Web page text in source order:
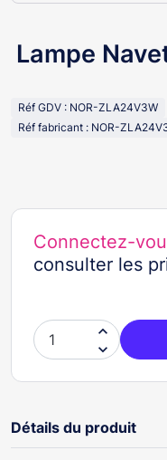
Lampe
Réf GDV : NOR-ZLA24V3W
Réf fabricant : NOR-
Connectez-
consulter les


Détails du produit